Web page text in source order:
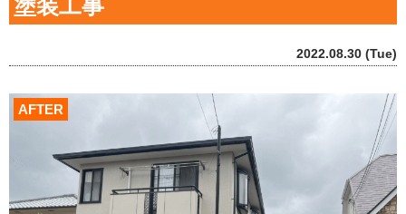
塗装工事
2022.08.30 (Tue)
AFTER